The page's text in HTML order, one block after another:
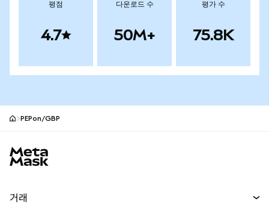
평점
4.7
다운로드 수
50M+
평가 수
75.8K
PEPon/GBP
거래